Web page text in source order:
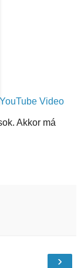
YouTube Video
Akkor má
›